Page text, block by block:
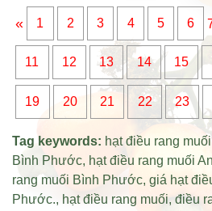
« 1 2 3 4 5 6
11 12 13 14 15
19 20 21 22 23
Tag keywords: hạt điều rang muối
Bình Phước, hạt điều rang muối
rang muối Bình Phước,giá hạt
Phước., hạt điều rang muối,điều